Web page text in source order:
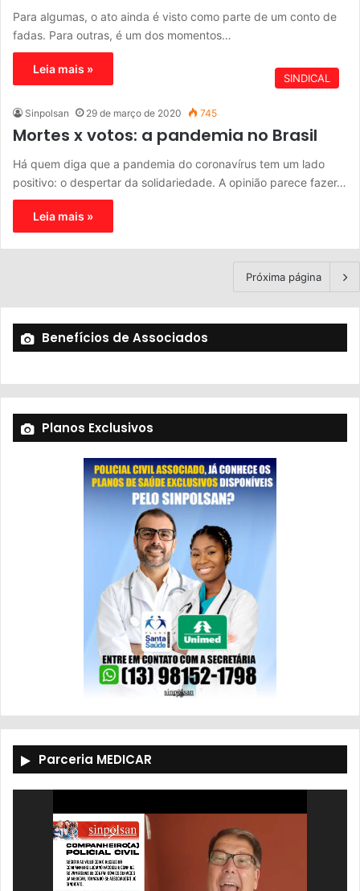
Para algumas, o ato ainda é visto como parte de um conto de
fadas. Para outras, é um dos momentos…
Leia mais »
SINDICAL
Sinpolsan 29 de março de 2020 745
Mortes x votos: a pandemia no Brasil
Há quem diga que a pandemia do coronavírus tem um lado
positivo: o despertar da solidariedade. A opinião parece fazer…
Leia mais »
Próxima página
Benefícios de Associados
Planos Exclusivos
Parceria MEDICAR